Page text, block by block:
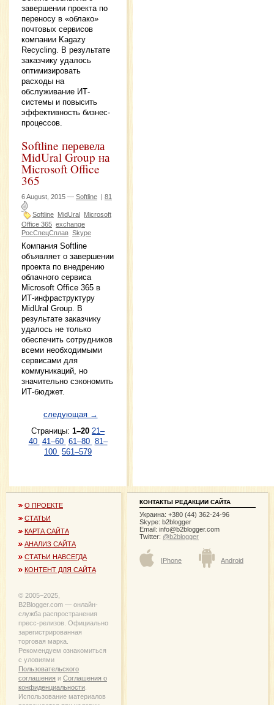
завершении проекта по
переносу в «облако»
почтовых сервисов
компании Kagazy
Recycling. В результате
заказчику удалось
оптимизировать
расходы на
обслуживание ИТ-
системы и повысить
эффективность бизнес-
процессов.
Softline перевела
MidUral Group на
Microsoft Office
365
6 August, 2015 — Softline | 81
Softline MidUral Microsoft
Office 365 exchange
РосСпецСплав Skype
Компания Softline
объявляет о завершении
проекта по внедрению
облачного сервиса
Microsoft Office 365 в
ИТ-инфраструктуру
MidUral Group. В
результате заказчику
удалось не только
обеспечить сотрудников
всеми необходимыми
сервисами для
коммуникаций, но
значительно сэкономить
ИТ-бюджет.
следующая →
Страницы: 1–20 21–
40 41–60 61–80 81–
100 561–579
О ПРОЕКТЕ
СТАТЬИ
КАРТА САЙТА
АНАЛИЗ САЙТА
СТАТЬИ НАВСЕГДА
КОНТЕНТ ДЛЯ САЙТА
© 2005−2025,
B2Blogger.com — онлайн-
служба распространения
пресс-релизов. Официально
зарегистрированная
торговая марка.
Рекомендуем ознакомиться
с уловиями
Пользовательского
соглашения и Соглашения о
конфиденциальности
Использование материалов
КОНТАКТЫ РЕДАКЦИИ САЙТА
Украина: +380 (44) 362-24-96
Skype: b2blogger
Email: info@b2blogger.com
Twitter: @b2blogger
IPhone Android